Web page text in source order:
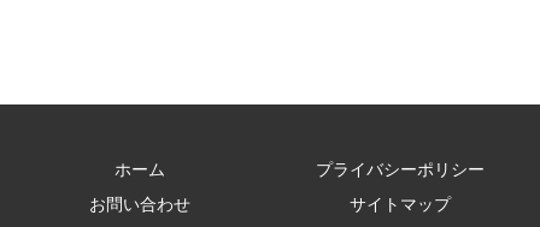
ホーム
プライバシーポリシー
お問い合わせ
サイトマップ